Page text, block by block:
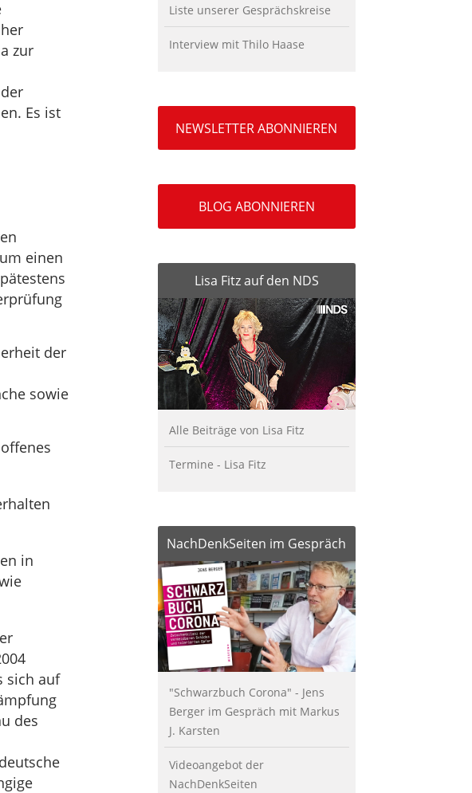
zur
Es ist
einen
der
sowie
in
sich auf
des
Liste unserer Gesprächskreise
Interview mit Thilo Haase
NEWSLETTER ABONNIEREN
BLOG ABONNIEREN
Lisa Fitz auf den NDS
Alle Beiträge von Lisa Fitz
Termine - Lisa Fitz
NachDenkSeiten im Gespräch
"Schwarzbuch Corona" - Jens
Berger im Gespräch mit Markus
J. Karsten
Videoangebot der
NachDenkSeiten